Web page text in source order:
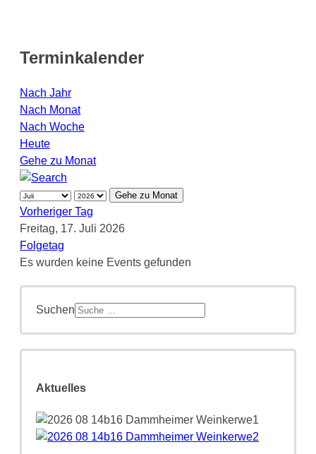
Terminkalender
Nach Jahr
Nach Monat
Nach Woche
Heute
Gehe zu Monat
Gehe zu Monat
Vorheriger Tag
Freitag, 17. Juli 2026
Folgetag
Es wurden keine Events gefunden
Suchen
Aktuelles